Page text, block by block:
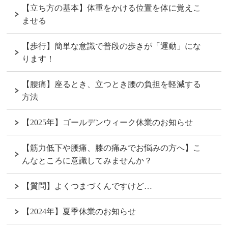
【立ち方の基本】体重をかける位置を体に覚えこ
ませる
【歩行】簡単な意識で普段の歩きが「運動」にな
ります！
【腰痛】座るとき、立つとき腰の負担を軽減する
方法
【2025年】ゴールデンウィーク休業のお知らせ
【筋力低下や腰痛、膝の痛みでお悩みの方へ】こ
んなところに意識してみませんか？
【質問】よくつまづくんですけど…
【2024年】夏季休業のお知らせ